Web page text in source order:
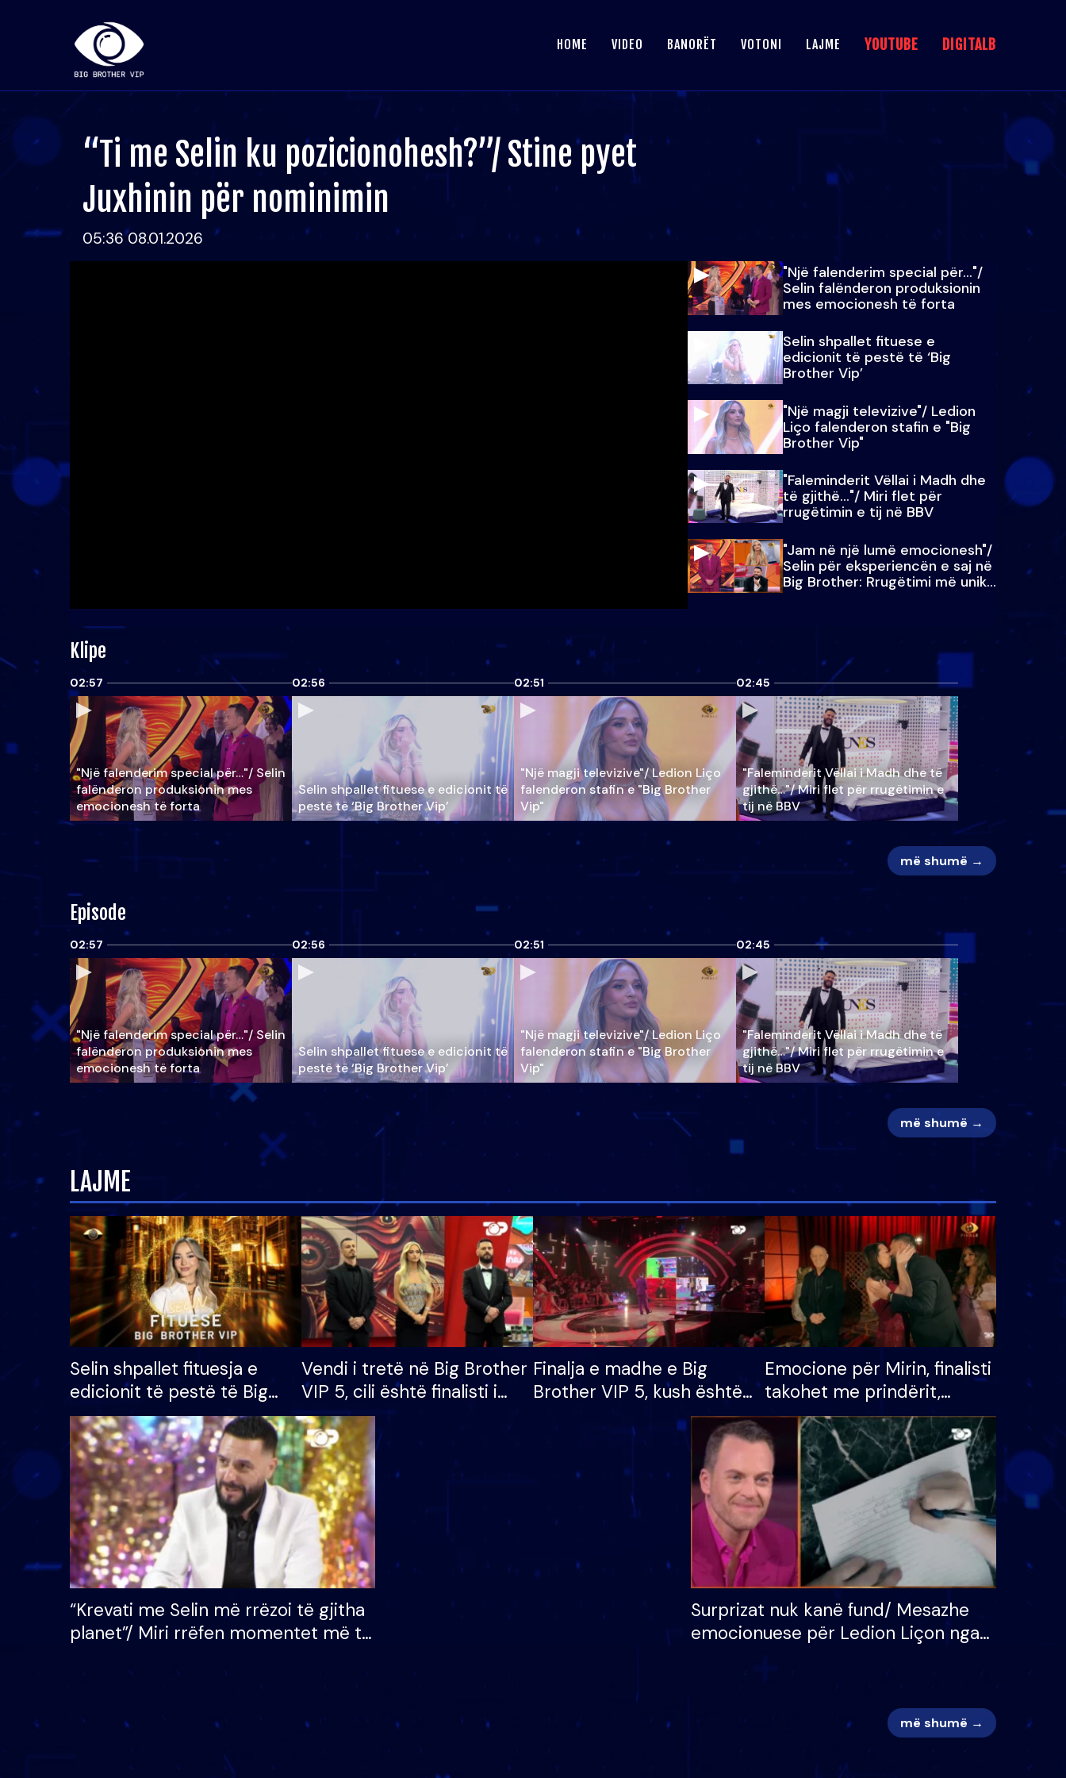
HOME VIDEO BANORËT VOTONI LAJME YOUTUBE DIGITALB
“Ti me Selin ku pozicionohesh?”/ Stine pyet
Juxhinin për nominimin
05:36 08.01.2026
"Një falenderim special për…"/
Selin falënderon produksionin
mes emocionesh të forta
Selin shpallet fituese e
edicionit të pestë të ‘Big
Brother Vip’
"Një magji televizive"/ Ledion
Liço falenderon stafin e "Big
Brother Vip"
"Faleminderit Vëllai i Madh dhe
të gjithë…"/ Miri flet për
rrugëtimin e tij në BBV
"Jam në një lumë emocionesh"/
Selin për eksperiencën e saj në
Big Brother: Rrugëtimi më unik…
Klipe
02:57
"Një falenderim special për…"/ Selin
falënderon produksionin mes
emocionesh të forta
02:56
Selin shpallet fituese e edicionit të
pestë të ‘Big Brother Vip’
02:51
"Një magji televizive"/ Ledion Liço
falenderon stafin e "Big Brother
Vip"
02:45
"Faleminderit Vëllai i Madh dhe të
gjithë…"/ Miri flet për rrugëtimin e
tij në BBV
më shumë →
Episode
02:57
"Një falenderim special për…"/ Selin
falënderon produksionin mes
emocionesh të forta
02:56
Selin shpallet fituese e edicionit të
pestë të ‘Big Brother Vip’
02:51
"Një magji televizive"/ Ledion Liço
falenderon stafin e "Big Brother
Vip"
02:45
"Faleminderit Vëllai i Madh dhe të
gjithë…"/ Miri flet për rrugëtimin e
tij në BBV
më shumë →
LAJME
Selin shpallet fituesja e
edicionit të pestë të Big
Brother VIP, rrëmben
çmimin e madh prej 100
mijë eurosh
Vendi i tretë në Big Brother
VIP 5, cili është finalisti i
radhës që lë shtëpinë
Finalja e madhe e Big
Brother VIP 5, kush është
banori i parë që lë shtëpinë
dhe humb mundësinë për
të fituar çmimin e madh
Emocione për Mirin, finalisti
takohet me prindërit,
vajzën dhe bashkëshorten:
S’kemi ndonjë letër divorci
apo jo?
“Krevati me Selin më rrëzoi të gjitha
planet”/ Miri rrëfen momentet më të
mungojë zilja e mëngjesit kur…
Surprizat nuk kanë fund/ Mesazhe
emocionuese për Ledion Liçon nga
më shumë →